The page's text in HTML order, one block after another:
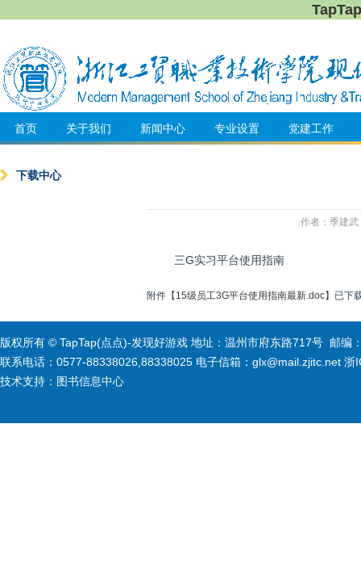
首页 关于我们 新闻中心 专业设置 党建工作
下载中心
作者：季建
三G实习平台使用指南
附件【 15级员工3G平台使用指南最新.doc】已下
版权所有 © TapTap(点点)-发现好游戏 地址：温州市府东路717号 邮编
联系电话：0577-88338026,88338025 电子信箱：glx@mail.zjitc.net 浙
技术支持：图书信息中心